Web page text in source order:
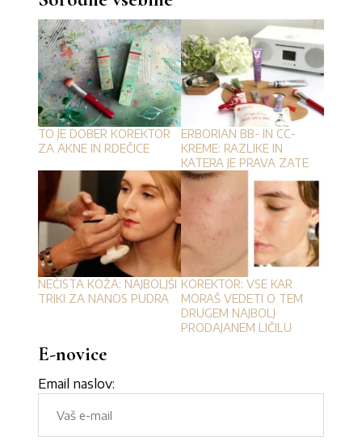
TO JE DOBER KOREKTOR
ZA AKNE IN RDEČICE
ERBORIAN BB- IN CC-
KREME: RAZLIKE IN
KATERA JE PRAVA ZATE
NEČISTA KOŽA: NAJBOLJŠI
TRIKI ZA NANOS PUDRA
KOREKTOR: VSE KAR
MORAŠ VEDETI O TEM
DRUGEM NAJBOLJ
PRODAJANEM LIČILU
E-novice
Email naslov: